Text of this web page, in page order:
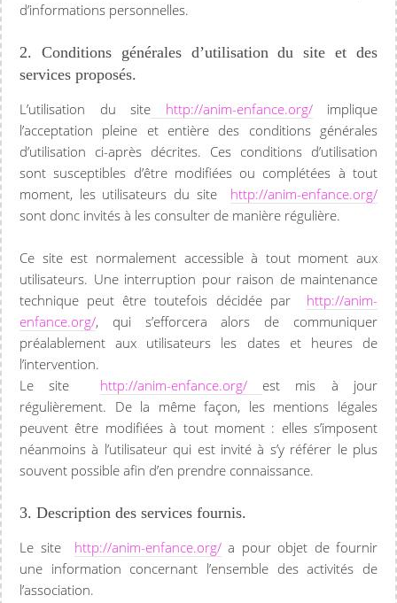
d’informations personnelles.
2. Conditions générales d’utilisation du site et des
services proposés.
L’utilisation du site http://anim-enfance.org/implique
l’acceptation pleine et entière des conditions générales
d’utilisation ci-après décrites. Ces conditions d’utilisation
sont susceptibles d’être modifiées ou complétées à tout
moment, les utilisateurs du site http://anim-enfance.org/
sont donc invités à les consulter de manière régulière.
Ce site est normalement accessible à tout moment aux
utilisateurs. Une interruption pour raison de maintenance
technique peut être toutefois décidée par http://anim-
enfance.org/, qui s’efforcera alors de communiquer
préalablement aux utilisateurs les dates et heures de
l’intervention.
Le site http://anim-enfance.org/ est mis à jour
régulièrement. De la même façon, les mentions légales
peuvent être modifiées à tout moment : elles s’imposent
néanmoins à l’utilisateur qui est invité à s’y référer le plus
souvent possible afin d’en prendre connaissance.
3. Description des services fournis.
Le site http://anim-enfance.org/a pour objet de fournir
une information concernant l’ensemble des activités de
l’association.